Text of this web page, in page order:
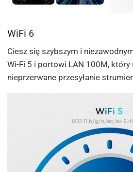
WiFi 6
Ciesz się szybszym i
Wi-Fi 5 i portowi LAN 100M, który
nieprzerwane przesyłanie